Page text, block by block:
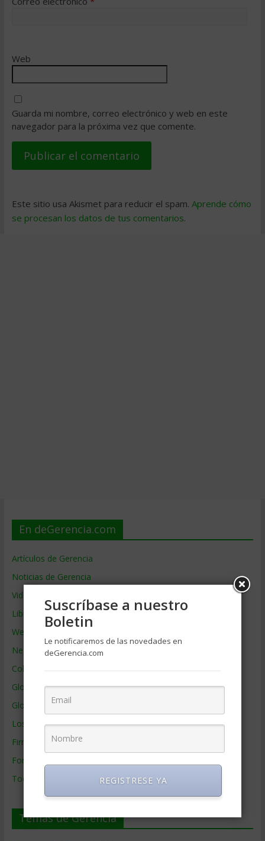
Web
Guarda mi nombre, correo electrónico y web en este
navegador para la próxima vez que comente.
Este sitio usa Akismet para reducir el spam. Aprende cómo
se procesan los datos de tus comentarios.
En deGerencia.com
Artículos de Gerencia
Noticias de Gerencia
Videos de Gerencia
Libros de Gerencia
Webs de Gerencia
Negocios por País
Colaboradores de Gerencia
Glosario
Glosario Inglés – Español
Los mejores MBA
Firmas de Gerencia
Formación de Gerencia
Todos los Temas
Temas de Gerencia
Suscríbase a nuestro
Boletin
Le notificaremos de las novedades en
deGerencia.com
REGISTRESE YA